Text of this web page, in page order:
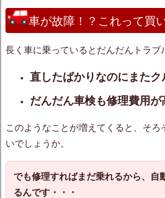
車が故障！？これって買
長く車に乗っているとだんだんトラブ
直したばかりなのにまた
だんだん車検も修理費用
このようなことが増えてくると、そ
いでしょうか。
でも修理すればまだ乗れるから、自
るんです・・・